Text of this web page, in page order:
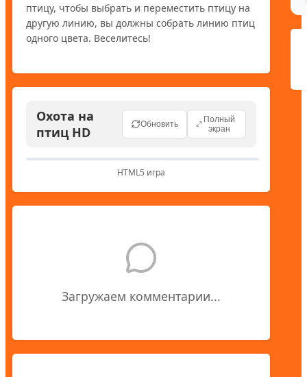
птицу, чтобы выбрать и переместить птицу на
другую линию, вы должны собрать линию птиц
одного цвета. Веселитесь!
Охота на
птиц HD
Обновить
Полный
экран
HTML5 игра
Загружаем комментарии...